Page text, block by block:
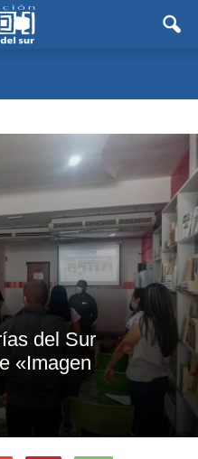
del Sur
«Imagen